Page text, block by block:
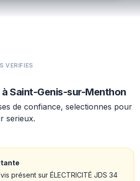
VERIFIES
Saint-Genis-sur-Menthon
de confiance, selectionnes pour
serieux.
présent sur ÉLECTRICITÉ JDS 34